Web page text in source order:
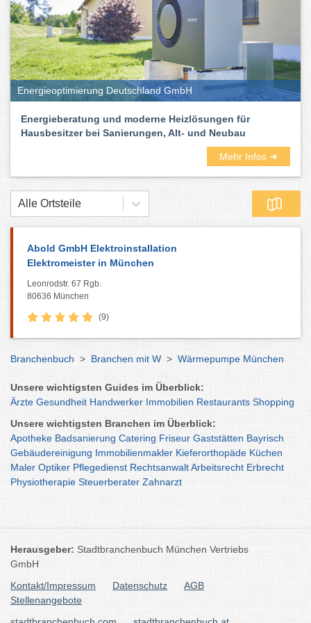
Energieoptimierung Deutschland GmbH
Energieberatung und moderne Heizlösungen für
Hausbesitzer bei Sanierungen, Alt- und Neubau
Mehr Infos ➜
Alle Ortsteile
Abold GmbH Elektroinstallation
Elektromeister in München
Leonrodstr. 67 Rgb.
80636 München
(9)
Branchenbuch > Branchen mit W > Wärmepumpe München
Unsere wichtigsten Guides im Überblick:
Ärzte Gesundheit Handwerker Immobilien Restaurants Shopping
Unsere wichtigsten Branchen im Überblick:
Apotheke Badsanierung Catering Friseur Gaststätten Bayrisch
Gebäudereinigung Immobilienmakler Kieferorthopäde Küchen
Maler Optiker Pflegedienst RechtsanwaltArbeitsrecht Erbrecht
Physiotherapie Steuerberater Zahnarzt
Herausgeber: Stadtbranchenbuch München Vertriebs
GmbH
Kontakt/Impressum
Datenschutz
AGB
Stellenangebote